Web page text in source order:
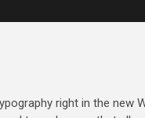
right in the new